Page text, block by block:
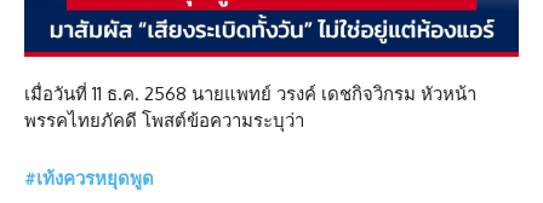
เมื่อวันที่ 11 ธ.ค. 2568 นายแพทย์ วรงค์ เดชกิจวิกรม หัวหน้า
พรรคไทยภัคดี โพสต์ข้อความระบุว่า
#เท้งควรหยุดพูด